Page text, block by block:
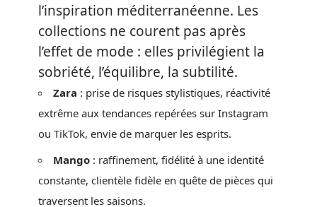
l’inspiration méditerranéenne. Les
collections ne courent pas après
l’effet de mode : elles privilégient la
sobriété, l’équilibre, la subtilité.
Zara : prise de risques stylistiques, réactivité
extrême aux tendances repérées sur Instagram
ou TikTok, envie de marquer les esprits.
Mango : raffinement, fidélité à une identité
constante, clientèle fidèle en quête de pièces qui
traversent les saisons.